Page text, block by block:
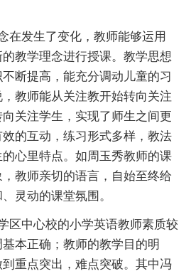
发生了变化，教师能够运用
的教学理念进行授课。教学思想
断提高，能充分调动儿童的习
教师能从关注教开始转向关注
关注学生，实现了师生之间更
的互动，练习形式多样，教法
心里特点。如周玉秀教师的课
教师亲切的语言，自始至终给
灵动的课堂氛围。
中心校的小学英语教师素质较
本正确；教师的教学目的明
重点突出，难点突破。其中冯